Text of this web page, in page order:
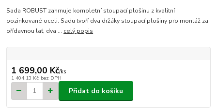
Sada ROBUST zahrnuje kompletní stoupací plošinu z kvalitní
pozinkované oceli. Sadu tvoří dva držáky stoupací plošiny pro montáž za
přídavnou lať, dva ... celý popis
1 699,00 Kč/ks
1 404,13 Kč bez DPH
Přidat do košíku